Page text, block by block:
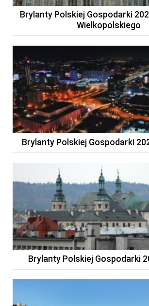
Brylanty Polskiej Gospodarki
Wielkopolskiego
Brylanty Polskiej Gospodarki
Brylanty Polskiej Gospodarki